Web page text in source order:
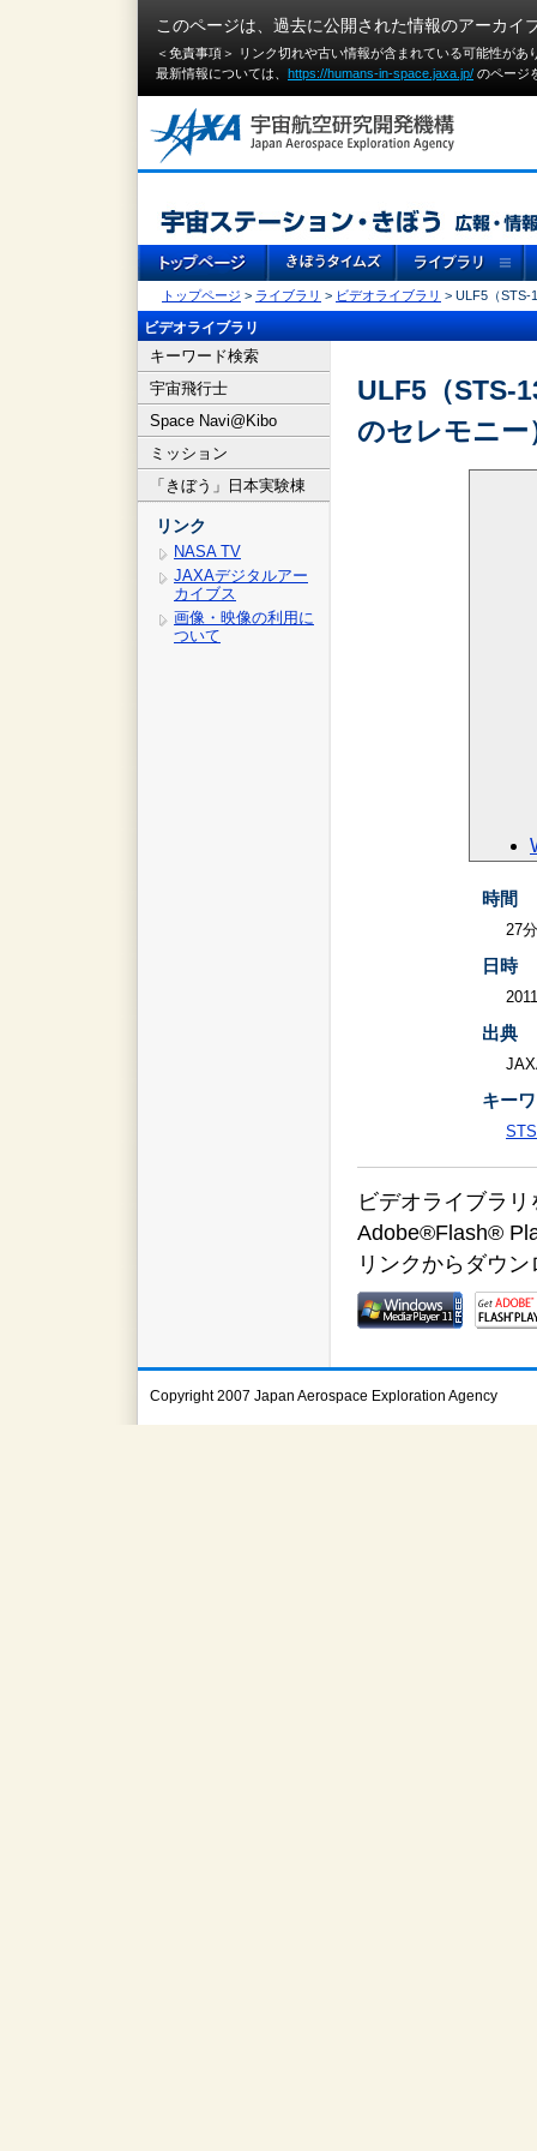
このページは、過去に公開された情報のアーカイ
＜免責事項＞ リンク切れや古い情報が含まれている可能性が
最新情報については、 https://humans-in-space.jaxa.jp/ のページ
トップページ > ライブラリ > ビデオライブラリ > ULF5（STS-
ビデオライブラリ
キーワード検索
宇宙飛行士
Space Navi@Kibo
ミッション
「きぼう」日本実験棟
リンク
NASA TV
JAXAデジタルアー
カイブス
画像・映像の利用に
ついて
ULF5（STS-
のセレモニー
時間
27
日時
出典
キー
ビデオライブラ
Adobe®Flash®
リンクからダウ
Copyright 2007 Japan Aerospace Exploration Agency